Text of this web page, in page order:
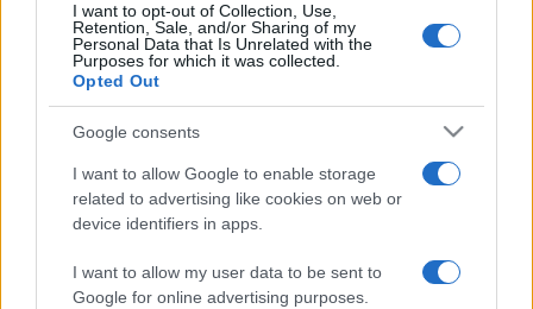
I want to opt-out of Collection, Use,
Retention, Sale, and/or Sharing of my
Personal Data that Is Unrelated with the
Purposes for which it was collected.
Opted Out
Google consents
I want to allow Google to enable storage
related to advertising like cookies on web or
device identifiers in apps.
I want to allow my user data to be sent to
Google for online advertising purposes.
Colomiers Beziers
Il existe 2 autres matchs à venir entre ces
deux équipes :
Colomiers - Beziers (Vendredi 06 Novembre)
Beziers - Colomiers (Vendredi 15 Janvier